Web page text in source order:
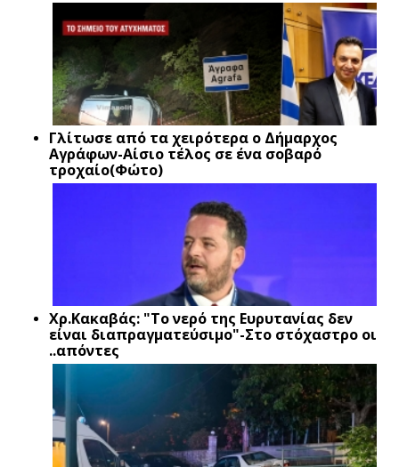
Γλίτωσε από τα χειρότερα ο Δήμαρχος
Αγράφων-Αίσιο τέλος σε ένα σοβαρό
τροχαίο(Φώτο)
Xρ.Κακαβάς: "Το νερό της Ευρυτανίας δεν
είναι διαπραγματεύσιμο"-Στο στόχαστρο οι
..απόντες